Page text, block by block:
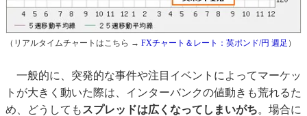
（リアルタイムチャートはこちら → FXチャート＆レート：英ポンド/円 週足 ）
一般的に、突発的な事件や注目イベントによってマーケッ
トが大きく動いた際は、インターバンクの値動きも荒れるた
め、どうしても スプレッドは広くなってしまいがち。場合に